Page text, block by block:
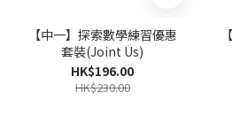
【中一】探索數學練習優惠
套裝(Joint Us)
HK$196.00
HK$230.00